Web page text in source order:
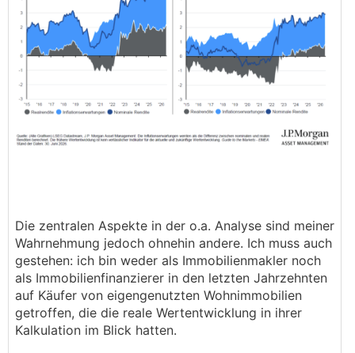
Die zentralen Aspekte in der o.a. Analyse sind meiner
Wahrnehmung jedoch ohnehin andere. Ich muss auch
gestehen: ich bin weder als Immobilienmakler noch
als Immobilienfinanzierer in den letzten Jahrzehnten
auf Käufer von eigengenutzten Wohnimmobilien
getroffen, die die reale Wertentwicklung in ihrer
Kalkulation im Blick hatten.